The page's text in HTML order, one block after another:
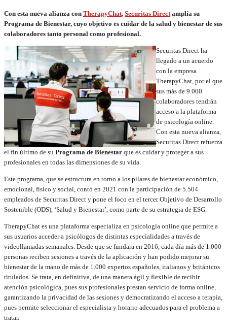
Con esta nueva alianza con TherapyChat, Securitas Directamplía su
Programa de Bienestar, cuyo objetivo es cuidar de la salud y bienestar de sus
colaboradores tanto personal como profesional.
Securitas Direct ha
llegado a un acuerdo
con la empresa
TherapyChat, por el que
sus más de 9.000
colaboradores tendrán
acceso a la plataforma
de psicología online.
Con esta nueva alianza,
Securitas Direct refuerza
el fin último de su Programa de Bienestar que es cuidar y proteger a sus
profesionales en todas las dimensiones de su vida.
Este programa, que se estructura en torno a los pilares de bienestar económico,
emocional, físico y social, contó en 2021 con la participación de 5.504
empleados de Securitas Direct y pone el foco en el tercer Objetivo de Desarrollo
Sostenible (ODS), ‘Salud y Bienestar’, como parte de su estrategia de ESG.
TherapyChat es una plataforma especializa en psicología online que permite a
sus usuarios acceder a psicólogos de distintas especialidades a través de
videollamadas semanales. Desde que se fundara en 2016, cada día más de 1.000
personas reciben sesiones a través de la aplicación y han podido mejorar su
bienestar de la mano de más de 1.000 expertos españoles, italianos y británicos
titulados. Se trata, en definitiva, de una manera ágil y flexible de recibir
atención psicológica, pues sus profesionales prestan servicio de forma online,
garantizando la privacidad de las sesiones y democratizando el acceso a terapia,
pues permite seleccionar el especialista y horario adecuados para el problema a
tratar.